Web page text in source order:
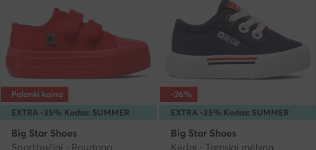
EXTRA -35% Kodas: SUMMER
Palanki kaina
Big Star Shoes
Sportbačiai · Raudona
EXTRA -35% Kodas: SUMMER
-26%
Big Star Shoes
Kedai · Tamsiai mėlyna